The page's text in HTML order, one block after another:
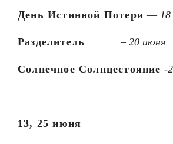
День Истинной Потери —
Разделитель –20 июня
Солнечное Солнцестояние -
13, 25 июня